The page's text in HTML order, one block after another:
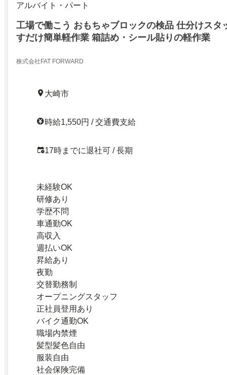
アルバイト・パート
工場で働こう おもちゃブロックの検品 仕分けスタ
すだけ簡単軽作業 箱詰め・シール貼りの軽作業
株式会社FAT FORWARD
大崎市
時給1,550円 / 交通費支給
17時までに退社可 / 長期
未経験OK
研修あり
学歴不問
車通勤OK
高収入
週払いOK
昇給あり
夜勤
交替勤務制
オープニングスタッフ
正社員登用あり
バイク通勤OK
職場内禁煙
髪型髪色自由
服装自由
社会保険完備